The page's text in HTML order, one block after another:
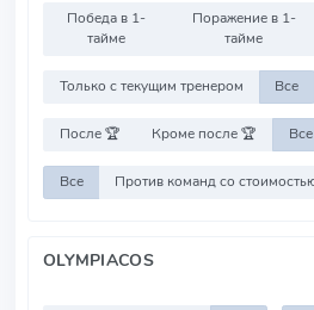
Победа в 1-
тайме
Поражение в 1-
тайме
Только с текущим тренером Все
После 🏆 Кроме после 🏆 Все
Все
OLYMPIACOS